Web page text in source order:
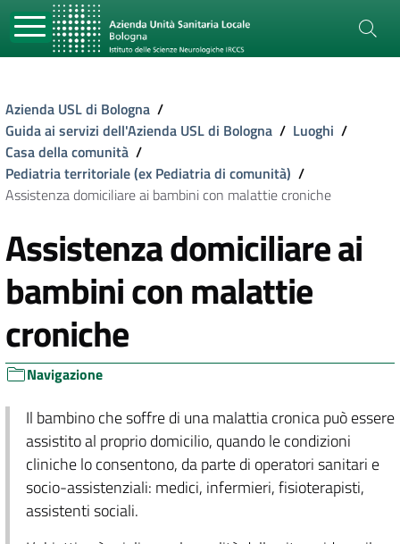
Azienda USL di Bologna /
Guida ai servizi dell'Azienda USL di Bologna / Luoghi /
Casa della comunità /
Pediatria territoriale (ex Pediatria di comunità) /
Assistenza domiciliare ai bambini con malattie croniche
Assistenza domiciliare ai
bambini con malattie
croniche
Navigazione
Il bambino che soffre di una malattia cronica può essere
assistito al proprio domicilio, quando le condizioni
cliniche lo consentono, da parte di operatori sanitari e
socio-assistenziali: medici, infermieri, fisioterapisti,
assistenti sociali.